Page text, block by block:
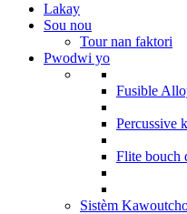
Lakay
Sou nou
Tour nan faktori
Pwodwi yo
Fusible
Percussive
Flite bouch
Sistèm